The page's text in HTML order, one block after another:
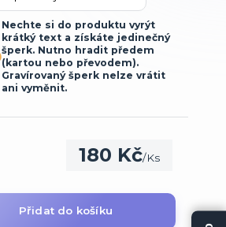
Nechte si do produktu vyrýt
krátký text a získáte jedinečný
šperk. Nutno hradit předem
(kartou nebo převodem).
Gravírovaný šperk nelze vrátit
ani vyměnit.
180 Kč/Ks
Přidat do košíku